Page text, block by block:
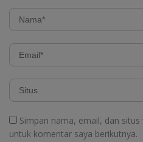
Simpan nama, email, dan
untuk komentar saya berikutnya.